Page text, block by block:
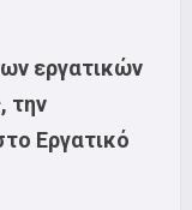
εργατικών
την
Εργατικό